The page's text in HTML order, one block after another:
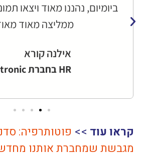
ביומיום, נהננו מאוד ויצאו
ממליצה מאוד
אילנה קורא
HR בחברת Medtronic
קראו עוד >> פוטותרפיה:
מגבשת שמחברת אותנו